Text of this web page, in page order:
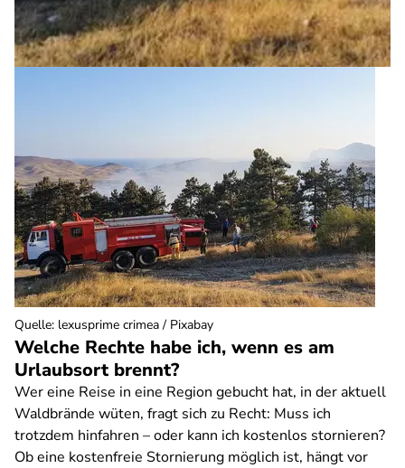
Welche Rechte habe ich, wenn es am
Urlaubsort brennt?
Wer eine Reise in eine Region gebucht hat, in der aktuell
Waldbrände wüten, fragt sich zu Recht: Muss ich
trotzdem hinfahren – oder kann ich kostenlos stornieren?
Ob eine kostenfreie Stornierung möglich ist, hängt vor
Quelle: lexusprime crimea / Pixabay